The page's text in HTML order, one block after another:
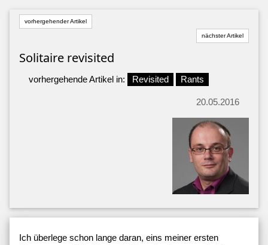
vorhergehender Artikel
nächster Artikel
Solitaire revisited
vorhergehende Artikel in: Revisited Rants
20.05.2016
Ich überlege schon lange daran, eins meiner ersten